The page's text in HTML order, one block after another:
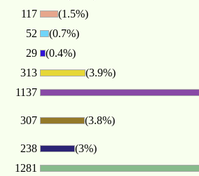
117
(1.5%)
52
(0.7%)
29
(0.4%)
313
(3.9%)
1137
307 (3.8%)
238
(3%)
1281